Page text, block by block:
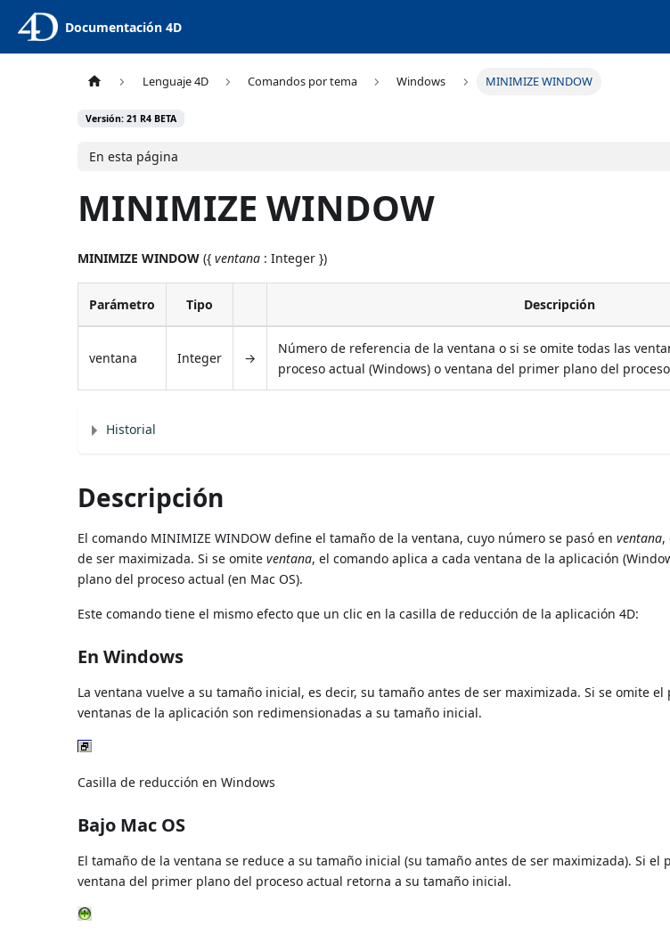
Documentación 4D
Lenguaje 4D Comandos por tema Windows MINIMIZE WINDOW
Versión: 21 R4 BETA
En esta página
MINIMIZE WINDOW
MINIMIZE WINDOW ({ventana : Integer })
Parámetro Tipo Descripción
ventana Integer →
Número de referencia de la ventana o si se omite todas las
proceso actual (Windows) o ventana del primer plano del
Historial
Descripción
El comando MINIMIZE WINDOW define el tamaño de la ventana, cuyo número se pasó enventana,
de ser maximizada. Si se omiteventana, el comando aplica a cada ventana de la aplicación
plano del proceso actual (en Mac OS).
Este comando tiene el mismo efecto que un clic en la casilla de reducción de la aplicación 4D:
En Windows
La ventana vuelve a su tamaño inicial, es decir, su tamaño antes de ser maximizada. Si se omite
ventanas de la aplicación son redimensionadas a su tamaño inicial.
Casilla de reducción en Windows
Bajo Mac OS
El tamaño de la ventana se reduce a su tamaño inicial (su tamaño antes de ser maximizada). Si el
ventana del primer plano del proceso actual retorna a su tamaño inicial.